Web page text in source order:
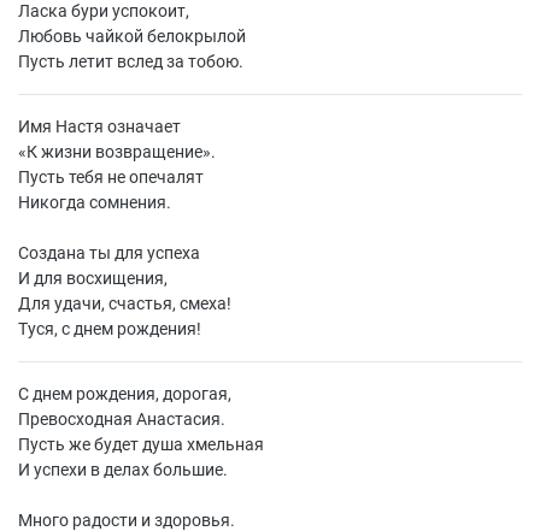
Ласка бури успокоит,
Любовь чайкой белокрылой
Пусть летит вслед за тобою.
Имя Настя означает
«К жизни возвращение».
Пусть тебя не опечалят
Никогда сомнения.
Создана ты для успеха
И для восхищения,
Для удачи, счастья, смеха!
Туся, с днем рождения!
С днем рождения, дорогая,
Превосходная Анастасия.
Пусть же будет душа хмельная
И успехи в делах большие.
Много радости и здоровья.